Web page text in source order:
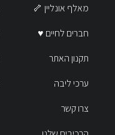
מאלף אונליין 🦴
חברים לחיים ♥
תקנון האתר
ערכי ליבה
צרו קשר